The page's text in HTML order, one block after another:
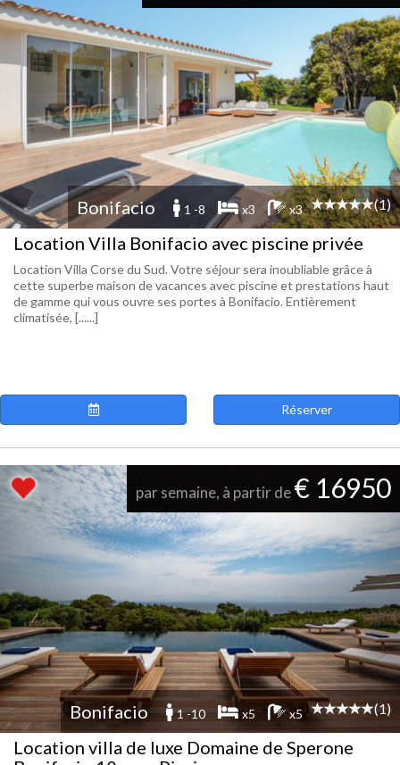
Bonifacio 1 -8 x3 x3 (1)
Location Villa Bonifacio avec piscine privée
Location Villa Corse du Sud. Votre séjour sera inoubliable grâce à
cette superbe maison de vacances avec piscine et prestations haut
de gamme qui vous ouvre ses portes à Bonifacio. Entièrement
climatisée, [......]
Réserver
par semaine, à partir de€ 16950
Bonifacio 1 -10 x5 x5 (1)
Location villa de luxe Domaine de Sperone